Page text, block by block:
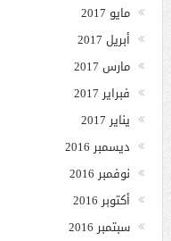
مايو 2017
أبريل 2017
مارس 2017
فبراير 2017
يناير 2017
ديسمبر 2016
نوفمبر 2016
أكتوبر 2016
سبتمبر 2016